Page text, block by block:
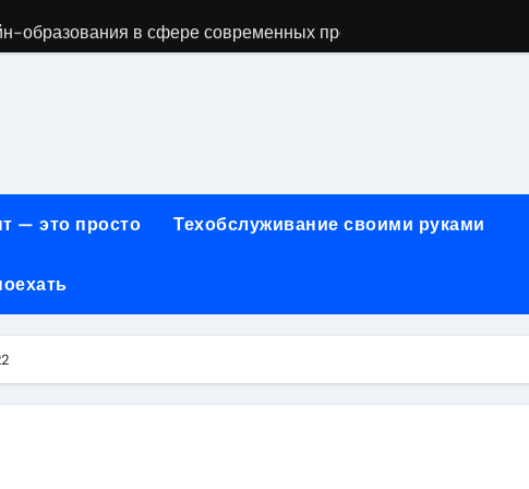
образования в сфере современных профессий
автомобилей: оригинальные запчасти и сроки выполнения
для получения водительских прав категорий А, В, М
причины, способы и порядок экстренного
клиентов страховых компаний за 2026 год
— это просто Техобслуживание своими руками